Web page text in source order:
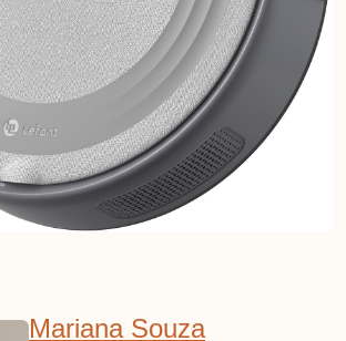
Mariana Souza